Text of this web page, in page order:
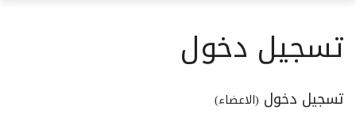
تسجيل دخول
تسجيل دخول (الاعضاء)